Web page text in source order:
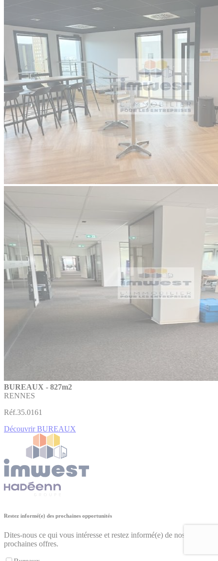
BUREAUX - 827m2
RENNES
Réf.35.0161
Découvrir BUREAUX
Restez informé(e) des prochaines opportunités
Dites-nous ce qui vous intéresse et restez informé(e) de nos
prochaines offres.